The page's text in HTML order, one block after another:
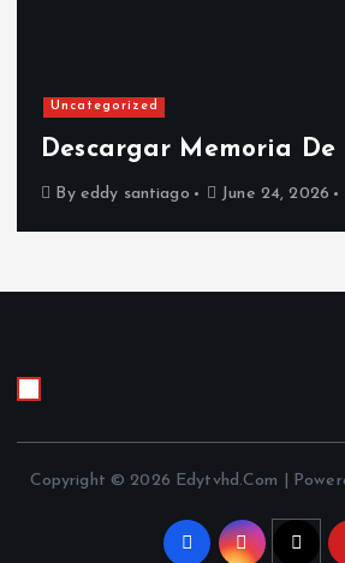
Uncategorized
Descargar Memoria De
By eddy santiago June 24, 2026
Copyright © 2026 Edytvhd.Com |